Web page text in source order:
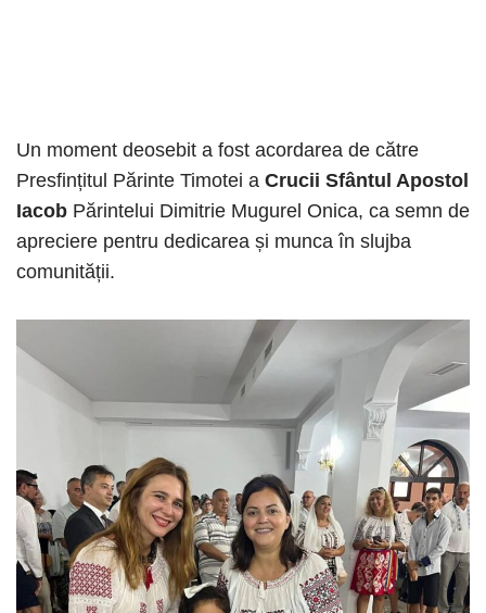
Un moment deosebit a fost acordarea de către
Presfințitul Părinte Timotei a Crucii Sfântul Apostol
Iacob Părintelui Dimitrie Mugurel Onica, ca semn de
apreciere pentru dedicarea și munca în slujba
comunității.